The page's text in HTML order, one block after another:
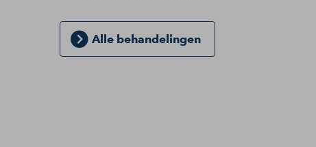
Alle behandelingen